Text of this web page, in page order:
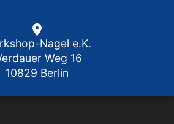
Nagel e.K.
Weg 16
10829 Berlin